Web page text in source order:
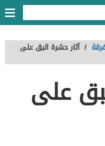
/ آثار حشرة البق على
على